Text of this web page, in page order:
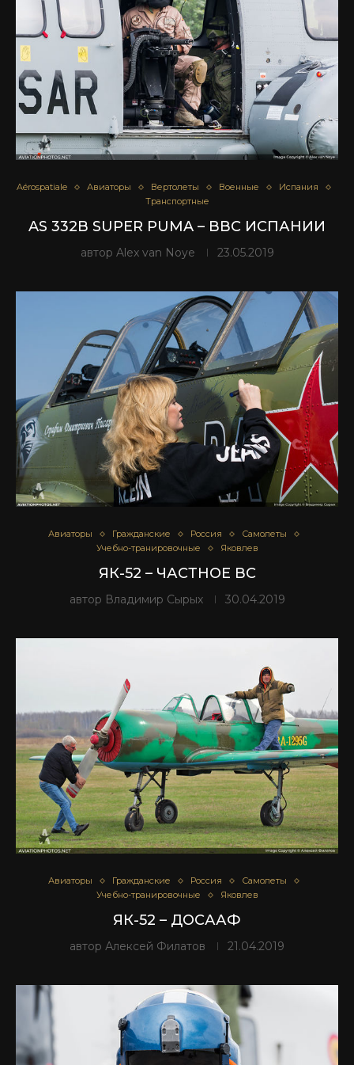
Aérospatiale Авиаторы Вертолеты Военные
Испания
Транспортные
AS 332B SUPER PUMA – ВВС ИСПАНИИ
автор Alex van Noye 23.05.2019
Авиаторы Гражданские Россия
Самолеты
Учебно-транировочные
Яковлев
ЯК-52 – ЧАСТНОЕ ВС
автор Владимир Сырых 30.04.2019
Авиаторы Гражданские Россия
Самолеты
Учебно-транировочные
Яковлев
ЯК-52 – ДОСААФ
автор Алексей Филатов 21.04.2019